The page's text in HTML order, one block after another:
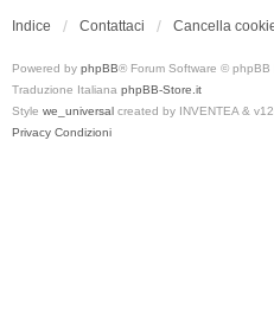
Indice Contattaci Cancella
Powered by phpBB® Forum Software © phpBB
Traduzione Italiana phpBB-Store.it
Style we_universal created by INVENTEA &
Privacy Condizioni